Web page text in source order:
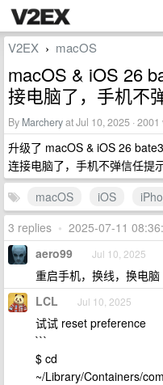
V2EX › macOS
macOS & iOS 26
接电脑了，手机不
By Marcheryat Jul 10, 2025 ·
升级了 macOS & iOS 26
连接电脑了，手机不弹信任提
macOS
iOS
3 replies • 2025-07-11
aero99 Jul 10, 2025
重启手机，换线，换电脑
LCL Jul 10, 2025
试试 reset preference
```
$ cd
~/Library/Containers/